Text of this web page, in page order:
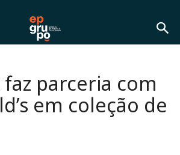
faz parceria com
em coleção de